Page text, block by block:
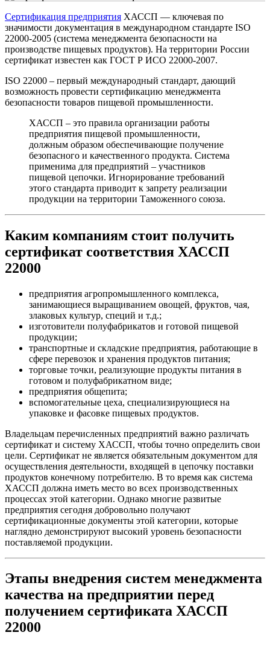
Сертификация предприятия ХАССП ― ключевая по
значимости документация в международном стандарте ISO
22000-2005 (система менеджмента безопасности на
производстве пищевых продуктов). На территории России
сертификат известен как ГОСТ Р ИСО 22000-2007.
ISO 22000 – первый международный стандарт, дающий
возможность провести сертификацию менеджмента
безопасности товаров пищевой промышленности.
ХАССП – это правила организации работы
предприятия пищевой промышленности,
должным образом обеспечивающие получение
безопасного и качественного продукта. Система
применима для предприятий – участников
пищевой цепочки. Игнорирование требований
этого стандарта приводит к запрету реализации
продукции на территории Таможенного союза.
Каким компаниям стоит получить
сертификат соответствия ХАССП
22000
предприятия агропромышленного комплекса,
занимающиеся выращиванием овощей, фруктов, чая,
злаковых культур, специй и т.д.;
изготовители полуфабрикатов и готовой пищевой
продукции;
транспортные и складские предприятия, работающие в
сфере перевозок и хранения продуктов питания;
торговые точки, реализующие продукты питания в
готовом и полуфабрикатном виде;
предприятия общепита;
вспомогательные цеха, специализирующиеся на
упаковке и фасовке пищевых продуктов.
Владельцам перечисленных предприятий важно различать
сертификат и систему ХАССП, чтобы точно определить свои
цели. Сертификат не является обязательным документом для
осуществления деятельности, входящей в цепочку поставки
продуктов конечному потребителю. В то время как система
ХАССП должна иметь место во всех производственных
процессах этой категории. Однако многие развитые
предприятия сегодня добровольно получают
сертификационные документы этой категории, которые
наглядно демонстрируют высокий уровень безопасности
поставляемой продукции.
Этапы внедрения систем менеджмента
качества на предприятии перед
получением сертификата ХАССП
22000